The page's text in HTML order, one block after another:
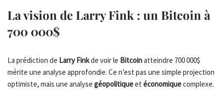
La vision de Larry Fink : un Bitcoin à
700 000$
La prédiction de Larry Finkde voir le Bitcoinatteindre 700 000$
mérite une analyse approfondie. Ce n’est pas une simple projection
optimiste, mais une analyse géopolitiqueet économiquecomplexe.